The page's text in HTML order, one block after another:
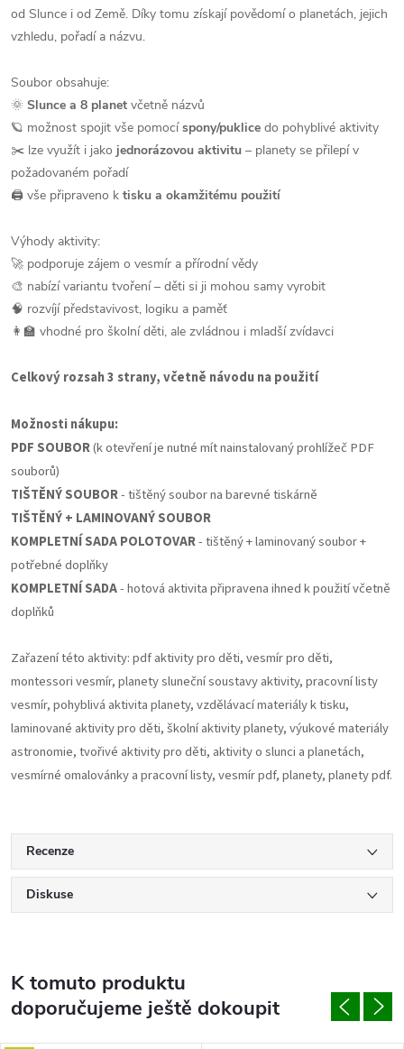
od Slunce i od Země. Díky tomu získají povědomí o planetách, jejich
vzhledu, pořadí a názvu.
Soubor obsahuje:
🌞 Slunce a 8 planet včetně názvů
🪐 možnost spojit vše pomocíspony/puklice do pohyblivé aktivity
✂️ lze využít i jako jednorázovou aktivitu – planety se přilepí v
požadovaném pořadí
🖨️ vše připraveno k tisku a okamžitému použití
Výhody aktivity:
🚀 podporuje zájem o vesmír a přírodní vědy
🎨 nabízí variantu tvoření – děti si ji mohou samy vyrobit
🧠 rozvíjí představivost, logiku a paměť
👩‍🏫 vhodné pro školní děti, ale zvládnou i mladší zvídavci
Celkový rozsah 3 strany, včetně návodu na použití
Možnosti nákupu:
PDF SOUBOR(k otevření je nutné mít nainstalovaný prohlížeč PDF
souborů)
TIŠTĚNÝ SOUBOR- tištěný soubor na barevné tiskárně
TIŠTĚNÝ + LAMINOVANÝ SOUBOR
KOMPLETNÍ SADA POLOTOVAR- tištěný + laminovaný soubor +
potřebné doplňky
KOMPLETNÍ SADA- hotová aktivita připravena ihned k použití včetně
doplňků
Zařazení této aktivity: pdf aktivity pro děti, vesmír pro děti,
montessori vesmír, planety sluneční soustavy aktivity, pracovní listy
vesmír, pohyblivá aktivita planety, vzdělávací materiály k tisku,
laminované aktivity pro děti, školní aktivity planety, výukové materiály
astronomie, tvořivé aktivity pro děti, aktivity o slunci a planetách,
vesmírné omalovánky a pracovní listy, vesmír pdf, planety, planety pdf.
Recenze
Diskuse
K tomuto produktu
doporučujeme ještě dokoupit